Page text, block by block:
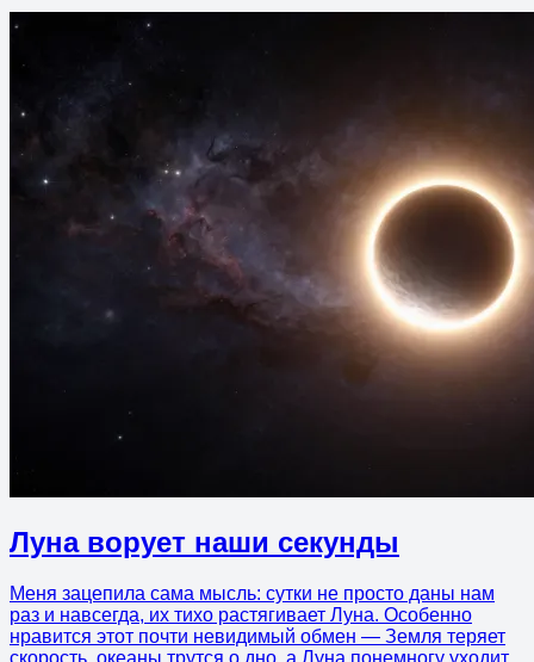
Луна ворует наши секунды
Меня зацепила сама мысль: сутки не просто даны нам
раз и навсегда, их тихо растягивает Луна. Особенно
нравится этот почти невидимый обмен — Земля теряет